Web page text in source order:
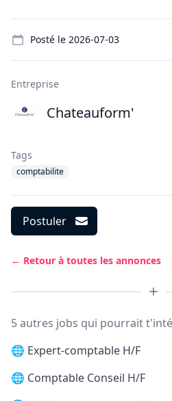
Posté le 2026-07-03
Entreprise
Chateauform'
Tags
comptabilite
Postuler
← Retour à toutes les annonces
5 autres jobs qui pourrait
🌐 Expert-comptable H/F
🌐 Comptable Conseil H/F